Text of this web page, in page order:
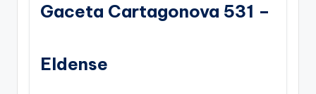
Gaceta Cartagonova 531 –
Eldense